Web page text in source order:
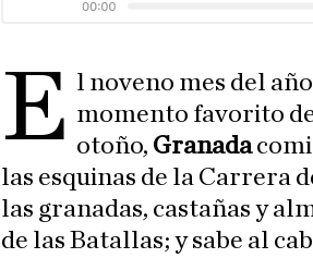
e l noveno mes del
momento favorito
otoño, Granada
las esquinas de la Carrera
las granadas, castañas y
de las Batallas; y sabe al